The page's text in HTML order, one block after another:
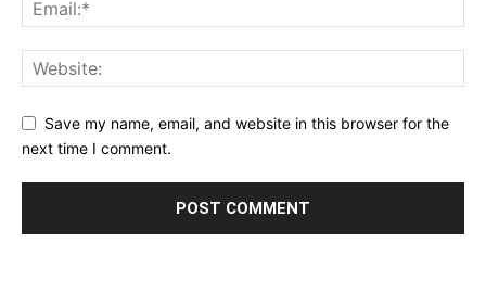
Save my name, email, and website in this browser for the
next time I comment.